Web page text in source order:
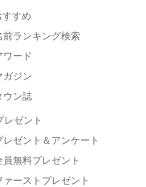
すすめ
前ランキング検索
ワード
ガジン
ウン誌
レゼント
レゼント＆アンケート
員無料プレゼント
ァーストプレゼント